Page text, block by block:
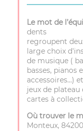
Le mot de
dents
regroupent
large choix
de musique (
basses, pianos
accessoires…)
jeux de plateau
cartes à
Où trouver le
Monteux,